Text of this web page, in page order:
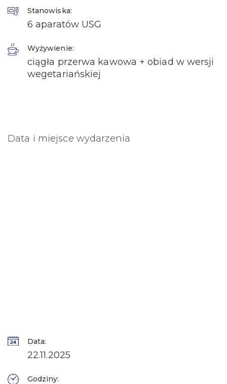
Stanowiska:
6 aparatów USG
Wyżywienie:
ciągła przerwa kawowa + obiad w wersji
wegetariańskiej
Data i miejsce wydarzenia
Data:
22.11.2025
Godziny: